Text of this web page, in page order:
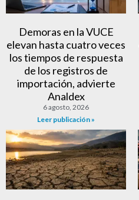
Demoras en la VUCE
elevan hasta cuatro veces
los tiempos de respuesta
de los registros de
importación, advierte
Analdex
6 agosto, 2026
Leer publicación »